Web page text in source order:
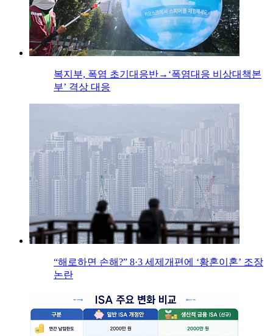
복지부, 폭염 초기대응반→‘폭염대응 비상대책본
부’ 격상 대응
“해로하면 손해?” 8·3 세제개편에 ‘황혼이혼’ 조장
논란